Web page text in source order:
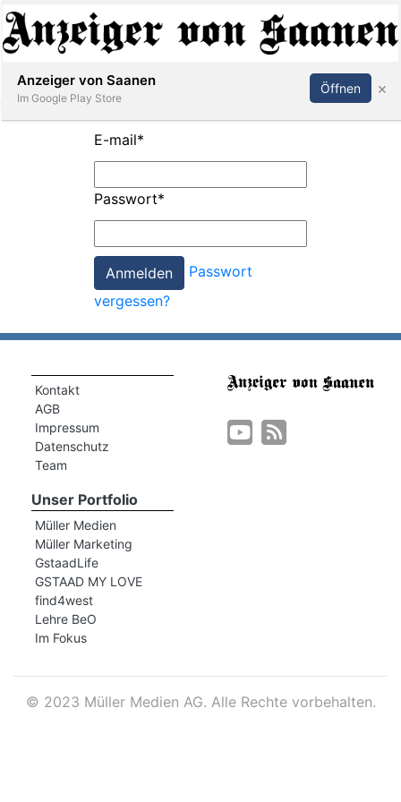
Abonnieren Anmelden
E-mail*
Passwort*
Passwort
vergessen?
Kontakt
AGB
Impressum
Datenschutz
Team
Unser Portfolio
Müller Medien
Müller Marketing
GstaadLife
GSTAAD MY LOVE
find4west
Lehre BeO
Im Fokus
© 2023 Müller Medien AG. Alle Rechte vorbehalten.
Anzeiger von Saanen
Im Google Play Store
Öffnen ×